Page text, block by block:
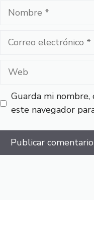
Nombre
Correo
Web
Guarda mi
este navegador